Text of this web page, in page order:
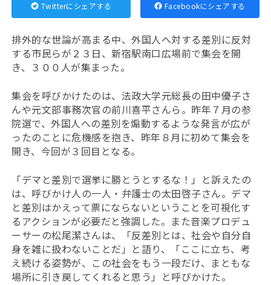
Twitterにシェアする Facebookにシェアする
排外的な世論が高まる中、外国人へ対する差別に反対
する市民らが２３日、新宿駅南口広場前で集会を開
き、３００人が集まった。
集会を呼びかけたのは、法政大学元総長の田中優子さ
んや元文部事務次官の前川喜平さんら。昨年７月の参
院選で、外国人への差別を煽動するような発言が広が
ったのことに危機感を抱き、昨年８月に初めて集会を
開き、今回が３回目となる。
「デマと差別で選挙に勝とうとするな！」と訴えたの
は、呼びかけ人の一人・弁護士の太田啓子さん。デマ
と差別はかえって票にならないということを可視化す
るアクションが必要だと強調した。また音楽プロデュ
ーサーの松尾潔さんは、「反差別とは、社会や自分自
身を雑に扱わないことだ」と語り、「ここに立ち、考
え続ける姿勢が、この社会をもう一段だけ、まともな
場所に引き戻してくれると思う」と呼びかけた。